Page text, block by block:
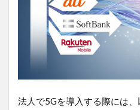
法人で5Gを導入する際には